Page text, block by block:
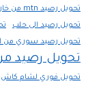
تحويل رصيد mtn من خارج سوريا
تحويل رصيد الى حلب
تحويل رصيد سوري من
تحويل رصيد من
تحويل فوري لشام كاش